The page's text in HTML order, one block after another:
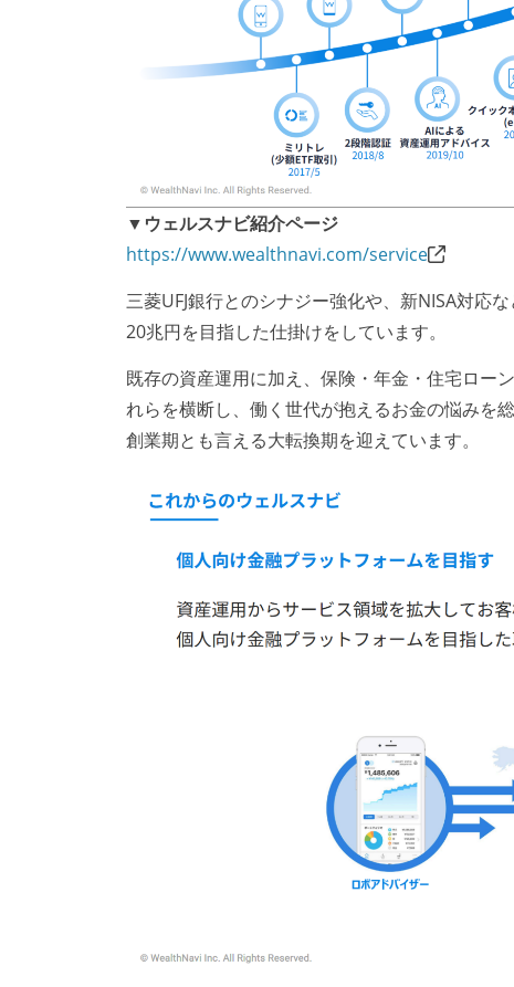
▼ウェルスナビ紹介ページ
https://www.wealthnavi.com/service
三菱UFJ銀行とのシナジー強化や、新NISA対応
20兆円を目指した仕掛けをしています。
既存の資産運用に加え、保険・年金・住宅ロー
れらを横断し、働く世代が抱えるお金の悩みを
創業期とも言える大転換期を迎えています。